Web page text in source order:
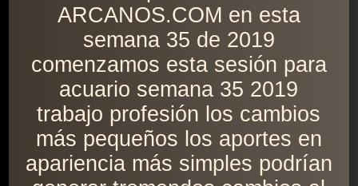
ARCANOS.COM en esta
semana 35 de 2019
comenzamos esta sesión para
acuario semana 35 2019
trabajo profesión los cambios
más pequeños los aportes en
apariencia más simples podrían